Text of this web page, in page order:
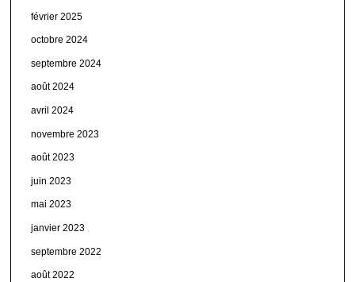
février 2025
octobre 2024
septembre 2024
août 2024
avril 2024
novembre 2023
août 2023
juin 2023
mai 2023
janvier 2023
septembre 2022
août 2022